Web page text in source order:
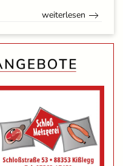
weiterlesen